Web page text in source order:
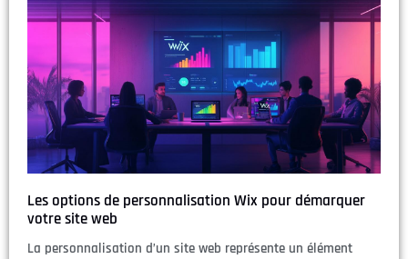
Les options de personnalisation Wix pour démarquer
votre site web
La personnalisation d’un site web représente un élément